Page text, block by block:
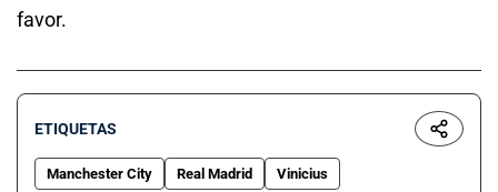
favor.
ETIQUETAS
Manchester City Real Madrid Vinicius